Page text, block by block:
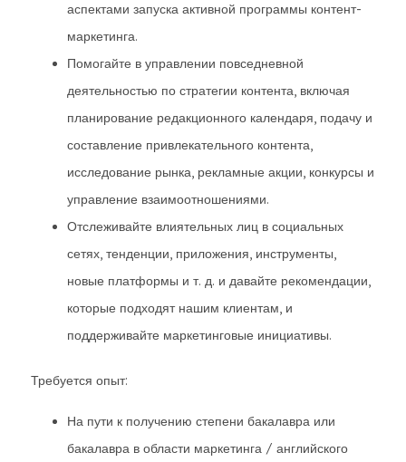
аспектами запуска активной программы контент-
маркетинга.
Помогайте в управлении повседневной
деятельностью по стратегии контента, включая
планирование редакционного календаря, подачу и
составление привлекательного контента,
исследование рынка, рекламные акции, конкурсы и
управление взаимоотношениями.
Отслеживайте влиятельных лиц в социальных
сетях, тенденции, приложения, инструменты,
новые платформы и т. д. и давайте рекомендации,
которые подходят нашим клиентам, и
поддерживайте маркетинговые инициативы.
Требуется опыт:
На пути к получению степени бакалавра или
бакалавра в области маркетинга / английского